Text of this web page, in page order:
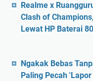
Realme x
Clash of
Lewat HP Baterai
Ngakak Bebas
Paling Pecah